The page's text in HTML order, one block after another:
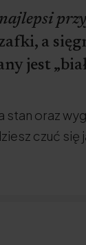
a
jest
stan oraz
czuć się